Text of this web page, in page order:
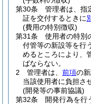
第30条
管理者は、指
証を交付するときに
(費用の特別徴収)
第31条
使用者の特別
付管等の新設等を行
めるところにより、
ばならない。
2
管理者は、 前項の
当該使用者に負担さ
(開発等の事前協議)
第32条
開発行為を行